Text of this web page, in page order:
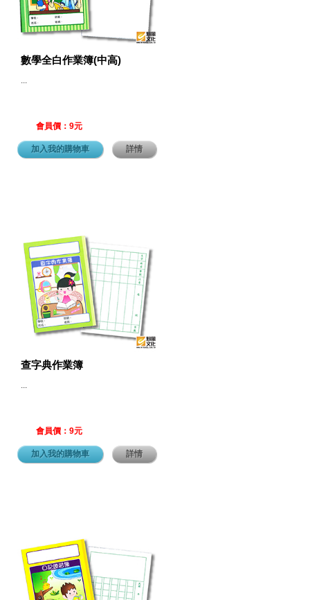
數學全白作業簿(中高)
...
會員價：9元
加入我的購物車 詳情
查字典作業簿
...
會員價：9元
加入我的購物車 詳情